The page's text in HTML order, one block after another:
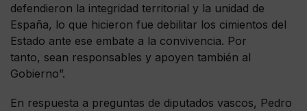
defendieron la integridad territorial y la unidad de
España, lo que hicieron fue debilitar los cimientos del
Estado ante ese embate a la convivencia. Por
tanto, sean responsables y apoyen también al
Gobierno”.
En respuesta a preguntas de diputados vascos, Pedro